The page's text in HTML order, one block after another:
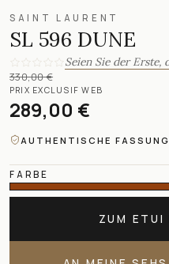
SAINT LAURENT
SL 596 DUNE
Seien Sie der Erste,
330,00 €
PRIX EXCLUSIF WEB
289,00 €
AUTHENTISCHE FASSUNG
FARBE
ZUM ETUI